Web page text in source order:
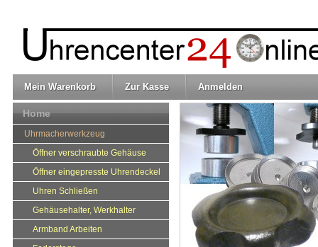
Mein Warenkorb Zur Kasse Anmelden
Home
Uhrmacherwerkzeug
Öffner verschraubte Gehäuse
Öffner eingepresste Uhrendeckel
Uhren Schließen
Gehäusehalter, Werkhalter
Armband Arbeiten